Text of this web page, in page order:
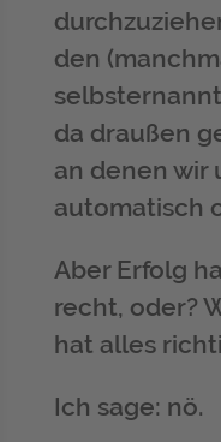
den
da draußen
an denen wir
automatisch
Aber Erfolg
recht, oder?
hat alles
Ich sage: nö.